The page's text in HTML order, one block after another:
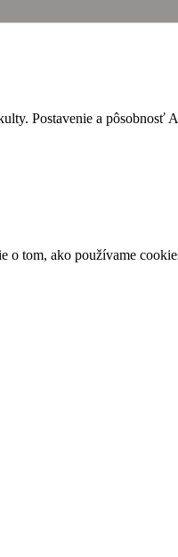
Postavenie a pôsobnosť
o tom, ako používame